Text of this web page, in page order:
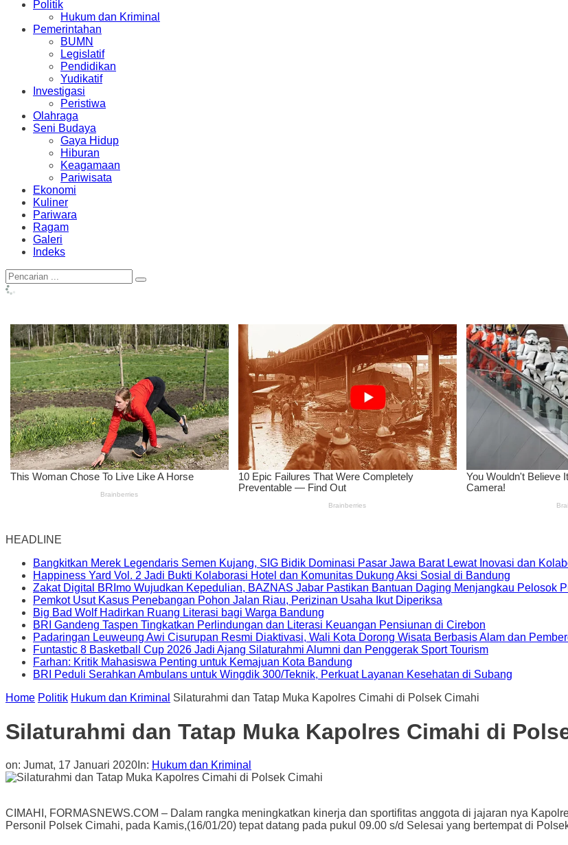
Politik
Hukum dan Kriminal
Pemerintahan
BUMN
Legislatif
Pendidikan
Yudikatif
Investigasi
Peristiwa
Olahraga
Seni Budaya
Gaya Hidup
Hiburan
Keagamaan
Pariwisata
Ekonomi
Kuliner
Pariwara
Ragam
Galeri
Indeks
HEADLINE
Bangkitkan Merek Legendaris Semen Kujang, SIG Bidik Dominasi Pasar Jawa Barat Lewat Inovasi dan
Happiness Yard Vol. 2 Jadi Bukti Kolaborasi Hotel dan Komunitas Dukung Aksi Sosial di Bandung
Zakat Digital BRImo Wujudkan Kepedulian, BAZNAS Jabar Pastikan Bantuan Daging Menjangkau Pelosok
Pemkot Usut Kasus Penebangan Pohon Jalan Riau, Perizinan Usaha Ikut Diperiksa
Big Bad Wolf Hadirkan Ruang Literasi bagi Warga Bandung
BRI Gandeng Taspen Tingkatkan Perlindungan dan Literasi Keuangan Pensiunan di Cirebon
Padaringan Leuweung Awi Cisurupan Resmi Diaktivasi, Wali Kota Dorong Wisata Berbasis Alam dan
Funtastic 8 Basketball Cup 2026 Jadi Ajang Silaturahmi Alumni dan Penggerak Sport Tourism
Farhan: Kritik Mahasiswa Penting untuk Kemajuan Kota Bandung
BRI Peduli Serahkan Ambulans untuk Wingdik 300/Teknik, Perkuat Layanan Kesehatan di Subang
Home Politik Hukum dan Kriminal Silaturahmi dan Tatap Muka Kapolres Cimahi di Polsek Cimahi
Silaturahmi dan Tatap Muka Kapolres Cimahi di
on: Jumat, 17 Januari 2020 In: Hukum dan Kriminal
CIMAHI, FORMASNEWS.COM – Dalam rangka meningkatkan kinerja dan sportifitas anggota di jajaran nya
Personil Polsek Cimahi, pada Kamis,(16/01/20) tepat datang pada pukul 09.00 s/d Selesai yang bertempat di